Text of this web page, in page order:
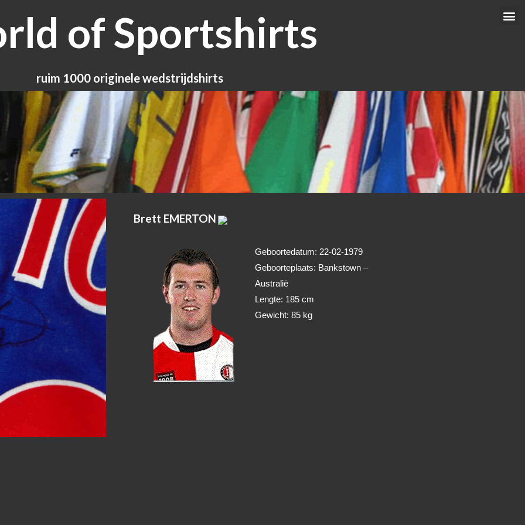
of Sportshirts
ruim 1000 originele wedstrijdshirts
Brett EMERTON
Geboortedatum: 22-02-1979
Geboorteplaats: Bankstown –
Australië
Lengte: 185 cm
Gewicht: 85 kg